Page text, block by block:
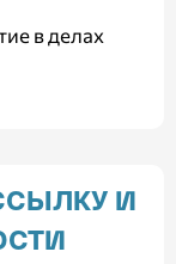
в делах
И